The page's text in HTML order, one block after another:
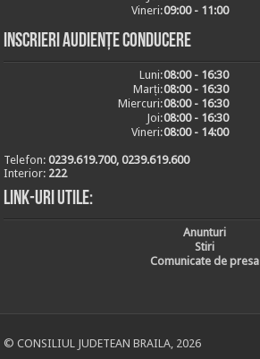
Vineri:09:00 - 11:00
Inscrieri audiențe conducere
Luni:08:00 - 16:30
Marți:08:00 - 16:30
Miercuri:08:00 - 16:30
Joi:08:00 - 16:30
Vineri:08:00 - 14:00
Telefon:0239.619.700, 0239.619.600
Interior: 222
Link-uri utile:
Anunturi
Stiri
Comunicate de presa
© CONSILIUL JUDETEAN BRAILA, 2026